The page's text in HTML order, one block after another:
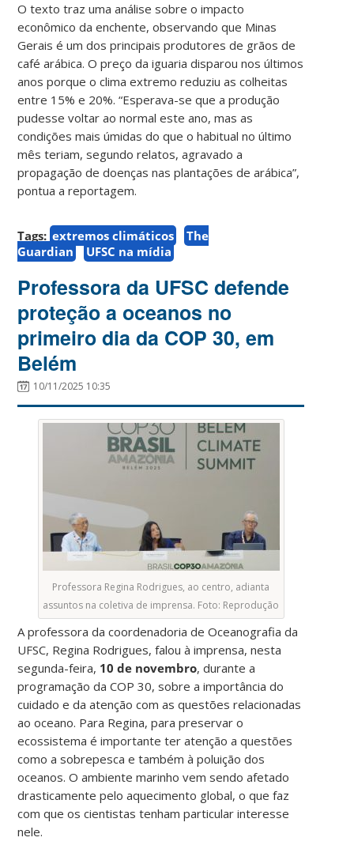
O texto traz uma análise sobre o impacto
econômico da enchente, observando que Minas
Gerais é um dos principais produtores de grãos de
café arábica. O preço da iguaria disparou nos últimos
anos porque o clima extremo reduziu as colheitas
entre 15% e 20%. “Esperava-se que a produção
pudesse voltar ao normal este ano, mas as
condições mais úmidas do que o habitual no último
mês teriam, segundo relatos, agravado a
propagação de doenças nas plantações de arábica”,
pontua a reportagem.
Tags: extremos climáticos
The
Guardian
UFSC na mídia
Professora da UFSC defende
proteção a oceanos no
primeiro dia da COP 30, em
Belém
10/11/2025 10:35
Professora Regina Rodrigues, ao centro, adianta
assuntos na coletiva de imprensa. Foto: Reprodução
A professora da coordenadoria de Oceanografia da
UFSC, Regina Rodrigues, falou à imprensa, nesta
segunda-feira, 10 de novembro, durante a
programação da COP 30, sobre a importância do
cuidado e da atenção com as questões relacionadas
ao oceano. Para Regina, para preservar o
ecossistema é importante ter atenção a questões
como a sobrepesca e também à poluição dos
oceanos. O ambiente marinho vem sendo afetado
drasticamente pelo aquecimento global, o que faz
com que os cientistas tenham particular interesse
nele.